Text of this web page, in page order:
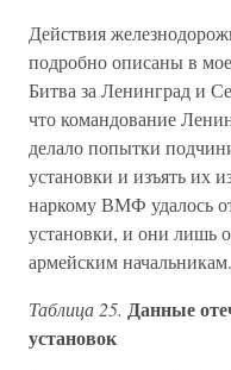
Действия
подробно описаны в
Битва за Ленинград и
что командование
делало попытки
установки и изъять их
наркому ВМФ удалось
установки, и они лишь
армейским начальникам.
Таблица 25. Данные
установок